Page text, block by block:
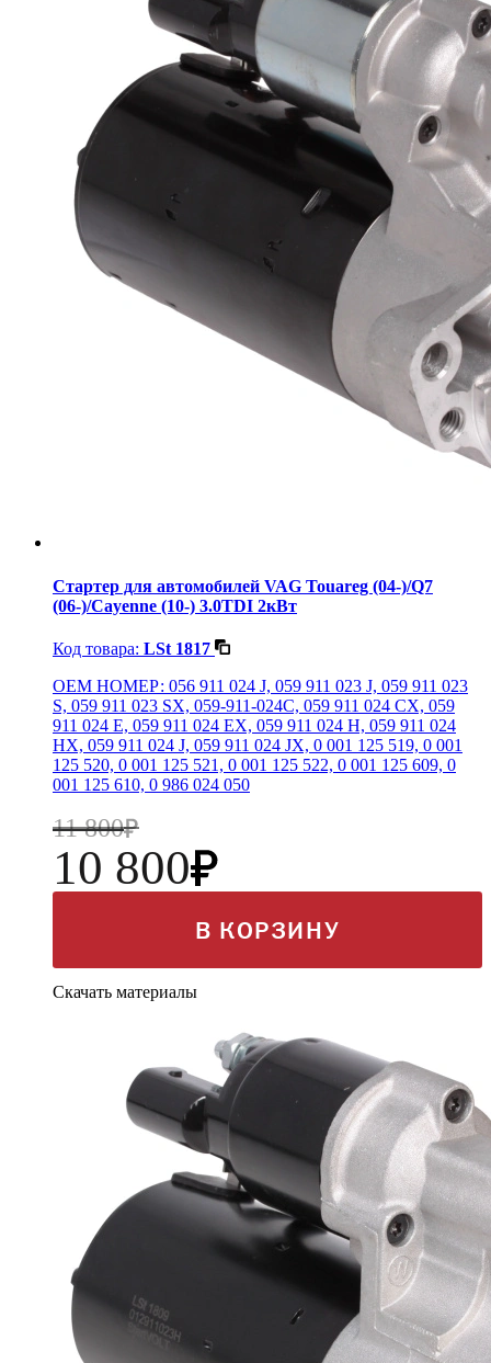
Стартер для автомобилей VAG Touareg (04-)/Q7
(06-)/Cayenne (10-) 3.0TDI 2кВт
Код товара: LSt 1817
OEM НОМЕР: 056 911 024 J, 059 911 023 J, 059 911 023
S, 059 911 023 SX, 059-911-024C, 059 911 024 CX, 059
911 024 E, 059 911 024 EX, 059 911 024 H, 059 911 024
HX, 059 911 024 J, 059 911 024 JX, 0 001 125 519, 0 001
125 520, 0 001 125 521, 0 001 125 522, 0 001 125 609, 0
001 125 610, 0 986 024 050
11 800
10 800
В КОРЗИНУ
Скачать материалы